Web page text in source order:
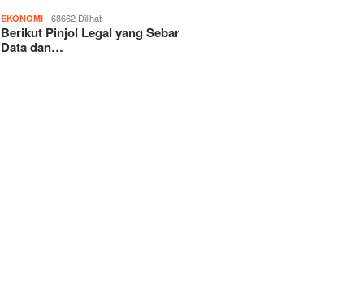
EKONOMI 68662 Dilihat
Berikut Pinjol Legal yang Sebar
Data dan…